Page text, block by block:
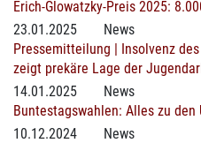
Erich-Glowatzky-Preis 2025:
23.01.2025
News
Pressemitteilung | Insolvenz
zeigt prekäre Lage der
14.01.2025
News
Buntestagswahlen: Alles zu den
10.12.2024
News